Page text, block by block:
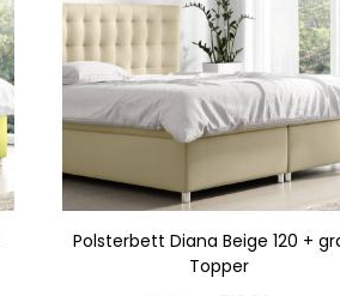
Polsterbett Diana Beige 120 +
Topper